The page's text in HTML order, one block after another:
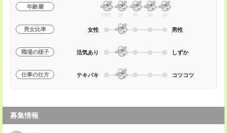
年齢層
20代 30 40 50 60
男女比率 女性 男性
職場の様子 活気あり しずか
仕事の仕方 テキパキ コツコツ
募集情報